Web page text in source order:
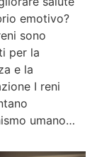
emotivo?
sono
per la
e la
I reni
umano…